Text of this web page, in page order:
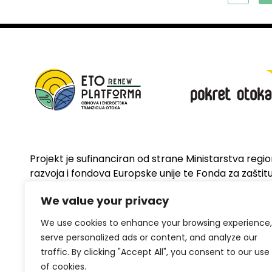
We value your privacy
We use cookies to enhance your browsing experience,
serve personalized ads or content, and analyze our
traffic. By clicking "Accept All", you consent to our use
of cookies.
Projekt je sufinanciran od strane Ministarstva
razvoja i fondova Europske unije te Fonda za